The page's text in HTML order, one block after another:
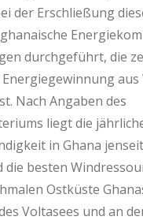
der Erschließung
durchgeführt, die
aus
Nach Angaben des
liegt die
in Ghana
die besten
Ostküste
Voltasees und an